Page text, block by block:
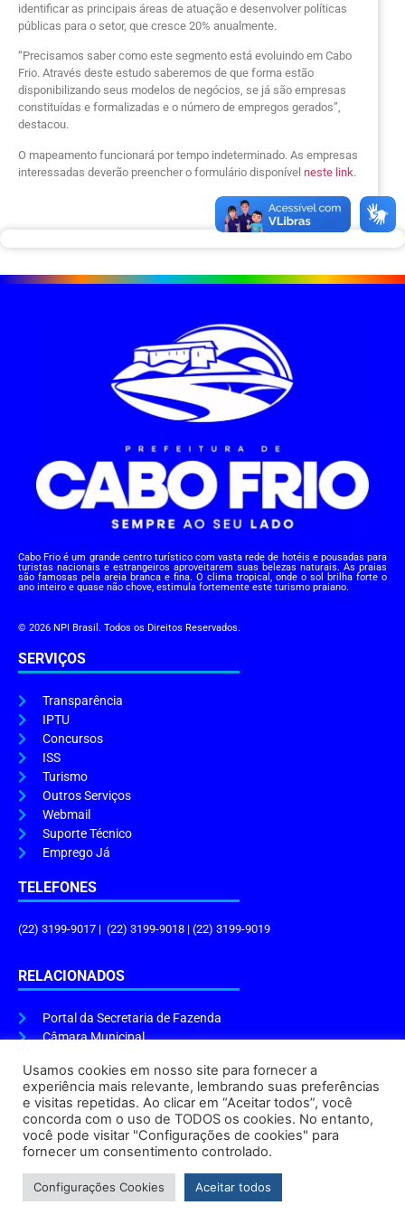
identificar as principais áreas de atuação e desenvolver políticas
públicas para o setor, que cresce 20% anualmente.
“Precisamos saber como este segmento está evoluindo em Cabo
Frio. Através deste estudo saberemos de que forma estão
disponibilizando seus modelos de negócios, se já são empresas
constituídas e formalizadas e o número de empregos gerados”,
destacou.
O mapeamento funcionará por tempo indeterminado. As empresas
interessadas deverão preencher o formulário disponível neste link.
Cabo Frio é um grande centro turístico com vasta rede de hotéis e pousadas para
turistas nacionais e estrangeiros aproveitarem suas belezas naturais. As praias
são famosas pela areia branca e fina. O clima tropical, onde o sol brilha forte o
ano inteiro e quase não chove, estimula fortemente este turismo praiano.
© 2026 NPI Brasil. Todos os Direitos Reservados.
SERVIÇOS
Transparência
IPTU
Concursos
ISS
Turismo
Outros Serviços
Webmail
Suporte Técnico
Emprego Já
TELEFONES
(22) 3199-9017 | (22) 3199-9018 | (22) 3199-9019
RELACIONADOS
Portal da Secretaria de Fazenda
Câmara Municipal
ENDEREÇO E HORÁRIO
Endereço:Praça Tiradentes, s/n – Centro, Cabo Frio – RJ, 28906-290
Atendimento do Protocolo Geral da Prefeitura:9h às 16h
Horário de Funcionamento:8h às 17h
Usamos cookies em nosso site para fornecer a
experiência mais relevante, lembrando suas preferências
e visitas repetidas. Ao clicar em “Aceitar todos”, você
concorda com o uso de TODOS os cookies. No entanto,
você pode visitar "Configurações de cookies" para
fornecer um consentimento controlado.
Configurações Cookies Aceitar todos